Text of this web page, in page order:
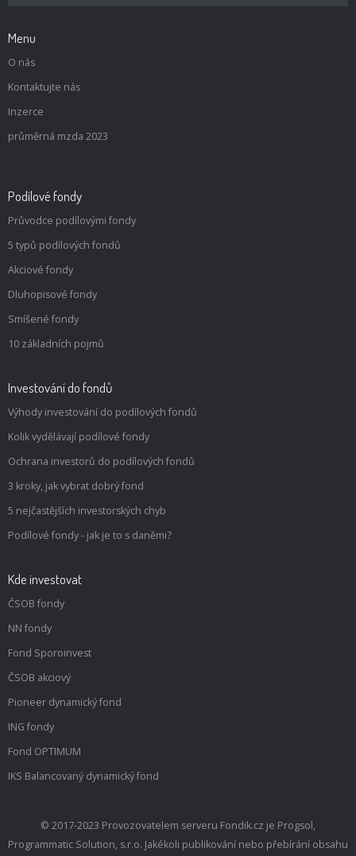
Menu
O nás
Kontaktujte nás
Inzerce
průměrná mzda 2023
Podílové fondy
Průvodce podílovými fondy
5 typů podílových fondů
Akciové fondy
Dluhopisové fondy
Smíšené fondy
10 základních pojmů
Investování do fondů
Výhody investování do podílových fondů
Kolik vydělávají podílové fondy
Ochrana investorů do podílových fondů
3 kroky, jak vybrat dobrý fond
5 nejčastějších investorských chyb
Podílové fondy - jak je to s daněmi?
Kde investovat
ČSOB fondy
NN fondy
Fond Sporoinvest
ČSOB akciový
Pioneer dynamický fond
ING fondy
Fond OPTIMUM
IKS Balancovaný dynamický fond
© 2017-2023 Provozovatelem serveru Fondik.cz je Progsol,
Programmatic Solution, s.r.o. Jakékoli publikování nebo přebírání obsahu